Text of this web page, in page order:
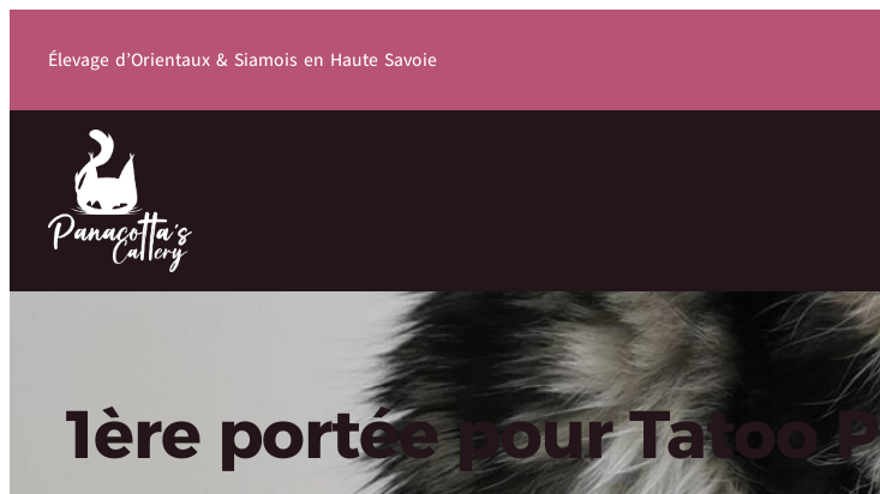
Élevage d’Orientaux & Siamois en Haute Savoie
1ère portée pour Tatoo P